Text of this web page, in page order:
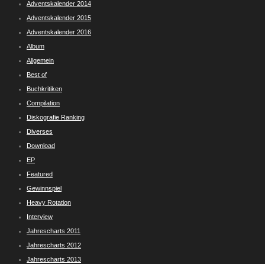
Adventskalender 2014
Adventskalender 2015
Adventskalender 2016
Album
Allgemein
Best of
Buchkritiken
Compilation
Diskografie Ranking
Diverses
Download
EP
Featured
Gewinnspiel
Heavy Rotation
Interview
Jahrescharts 2011
Jahrescharts 2012
Jahrescharts 2013